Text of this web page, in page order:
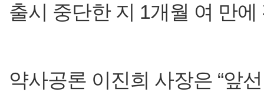
출시 중단한 지 1개월 여 만
약사공론 이진희 사장은 “앞